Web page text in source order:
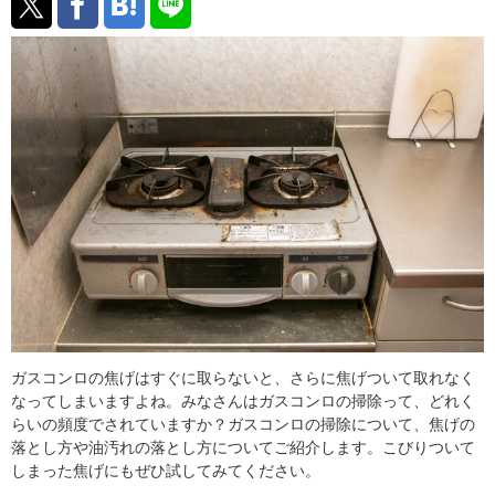
生活の知恵
お金
掃除
マナー
趣味
食材辞典
おすすめ
ガスコンロの焦げはすぐに取らないと、さらに焦げついて取れなく
なってしまいますよね。みなさんはガスコンロの掃除って、どれく
らいの頻度でされていますか？ガスコンロの掃除について、焦げの
落とし方や油汚れの落とし方についてご紹介します。こびりついて
しまった焦げにもぜひ試してみてください。